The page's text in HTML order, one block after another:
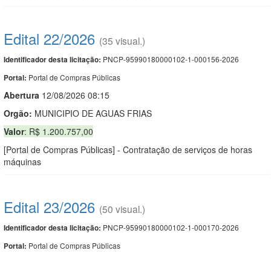
Edital 22/2026 (35 visual.)
Identificador desta licitação: PNCP-95990180000102-1-000156-2026
Portal: Portal de Compras Públicas
Abertura 12/08/2026 08:15
Orgão: MUNICIPIO DE AGUAS FRIAS
Valor: R$ 1.200.757,00
[Portal de Compras Públicas] - Contratação de serviços de horas
máquinas
Edital 23/2026 (50 visual.)
Identificador desta licitação: PNCP-95990180000102-1-000170-2026
Portal: Portal de Compras Públicas